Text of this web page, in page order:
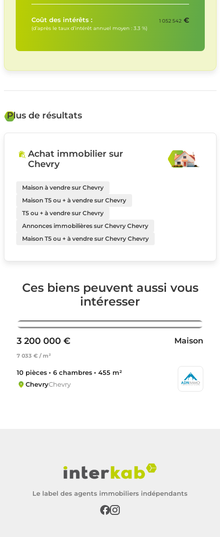
Coût des intérêts : 1 052 542 €
(d’après le taux d’intérêt annuel moyen : 3.3 %)
Plus de résultats
Achat immobilier sur
Chevry
Maison à vendre sur Chevry
Maison T5 ou + à vendre sur Chevry
T5 ou + à vendre sur Chevry
Annonces immobilières sur Chevry Chevry
Maison T5 ou + à vendre sur Chevry Chevry
Ces biens peuvent aussi vous
intéresser